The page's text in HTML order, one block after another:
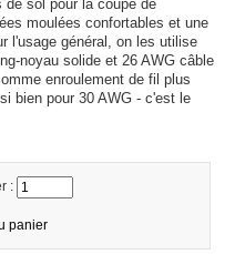
sol pour la coupe de
moulées confortables et une
général, on les utilise
noyau solide et 26 AWG câble
enroulement de fil plus
bien pour 30 AWG - c'est le
: